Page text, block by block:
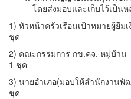
โดยส่งมอบและเก็บไว้เป็น
1) หัวหน้าครัวเรือนเป้
ชุด
2) คณะกรรมการ ก
1 ชุด
3) นายอำเภอ(มอบให้สำนักง
ชุด